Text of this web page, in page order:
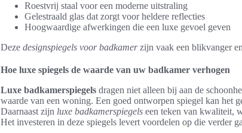
Roestvrij staal voor een moderne uitstraling
Gelestraald glas dat zorgt voor heldere reflecties
Hoogwaardige afwerkingen die een luxe gevoel geven
Deze designspiegels voor badkamerzijn vaak een blikvanger
Hoe luxe spiegels de waarde van uw badkamer verhogen
Luxe badkamerspiegels dragen niet alleen bij aan de
waarde van een woning. Een goed ontworpen spiegel kan het
Daarnaast zijn luxe badkamerspiegels een teken van kwaliteit,
Het investeren in deze spiegels levert voordelen op die verder